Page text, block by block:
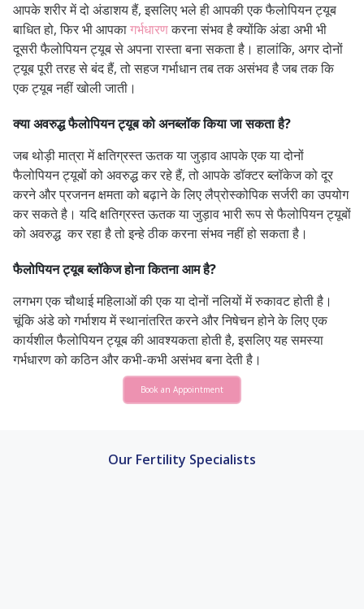
आपके शरीर में दो अंडाशय हैं, इसलिए भले ही आपकी एक फैलोपियन ट्यूब
बाधित हो, फिर भी आपकागर्भधारणकरना संभव है क्योंकि अंडा अभी भी
दूसरी फैलोपियन ट्यूब से अपना रास्ता बना सकता है। हालांकि, अगर दोनों
ट्यूब पूरी तरह से बंद हैं, तो सहज गर्भाधान तब तक असंभव है जब तक कि
एक ट्यूब नहीं खोली जाती।
क्या अवरुद्ध फैलोपियन ट्यूब को अनब्लॉक किया जा सकता है?
जब थोड़ी मात्रा में क्षतिग्रस्त ऊतक या जुड़ाव आपके एक या दोनों
फैलोपियन ट्यूबों को अवरुद्ध कर रहे हैं, तो आपके डॉक्टर ब्लॉकेज को दूर
करने और प्रजनन क्षमता को बढ़ाने के लिए लैप्रोस्कोपिक सर्जरी का उपयोग
कर सकते है। यदि क्षतिग्रस्त ऊतक या जुड़ाव भारी रूप से फैलोपियन ट्यूबों
को अवरुद्ध कर रहा है तो इन्हे ठीक करना संभव नहीं हो सकता है।
फैलोपियन ट्यूब ब्लॉकेज होना कितना आम है?
लगभग एक चौथाई महिलाओं की एक या दोनों नलियों में रुकावट होती है।
चूंकि अंडे को गर्भाशय में स्थानांतरित करने और निषेचन होने के लिए एक
कार्यशील फैलोपियन ट्यूब की आवश्यकता होती है, इसलिए यह समस्या
गर्भधारण को कठिन और कभी-कभी असंभव बना देती है।
Book an Appointment
Our Fertility Specialists